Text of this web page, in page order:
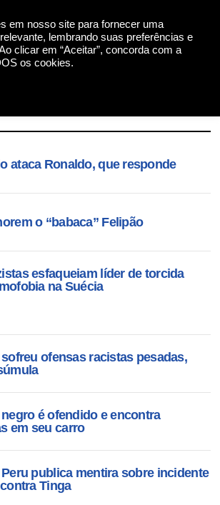
em nosso site para fornecer uma
lembrando suas preferências e
clicar em “Aceitar”, concorda com a
os cookies.
ataca Ronaldo, que responde
o “babaca” Felipão
esfaqueiam líder de torcida
na Suécia
ofensas racistas pesadas,
é ofendido e encontra
em seu carro
publica mentira sobre incidente
Tinga